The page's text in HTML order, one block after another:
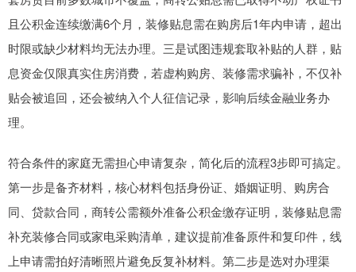
且公积金连续缴满6个月，装修贴息需在购房后1年内申请，超出
时限或缺少材料均无法办理。三是试图违规套取补贴的人群，贴
息资金仅限真实住房消费，若虚构购房、装修需求骗补，不仅补
贴会被追回，还会被纳入个人征信记录，影响后续金融业务办
理。
符合条件的家庭无需担心申请复杂，简化后的流程3步即可搞定。
第一步是备齐材料，核心材料包括身份证、婚姻证明、购房合
同、贷款合同，商转公需额外准备公积金缴存证明，装修贴息需
补充装修合同或家电采购清单，建议提前准备原件和复印件，线
上申请需拍好清晰照片避免反复补材料。第二步是选对办理渠